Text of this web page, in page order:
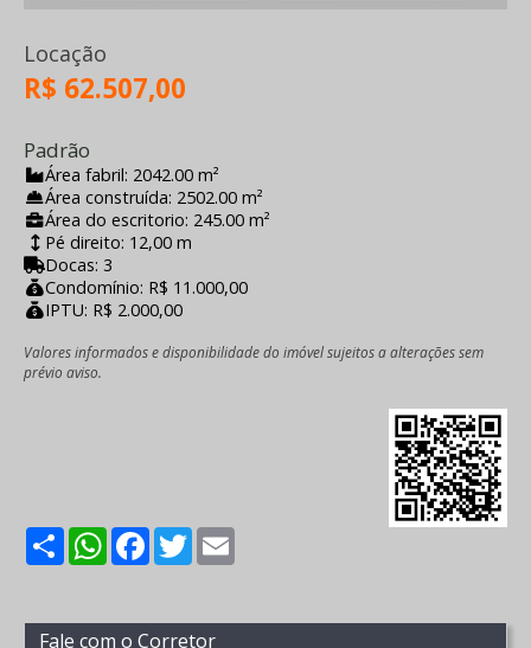
Locação
R$ 62.507,00
Padrão
Área fabril: 2042.00 m²
Área construída: 2502.00 m²
Área do escritorio: 245.00 m²
Pé direito: 12,00 m
Docas: 3
Condomínio: R$ 11.000,00
IPTU: R$ 2.000,00
Valores informados e disponibilidade do imóvel sujeitos a alterações sem
prévio aviso.
ShareWhatsApp
Facebook
Twitter
Fale com o Corretor